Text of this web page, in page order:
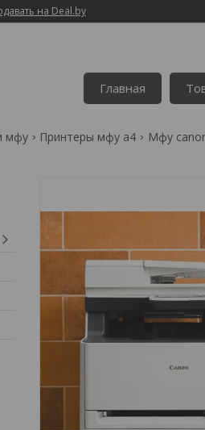
на Deal.by
Главная
мфу Принтеры мфу а4 Мфу